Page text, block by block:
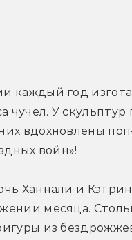
каждый год
чучел. У
вдохновлены
войн»!
Ханнали и
месяца.
из